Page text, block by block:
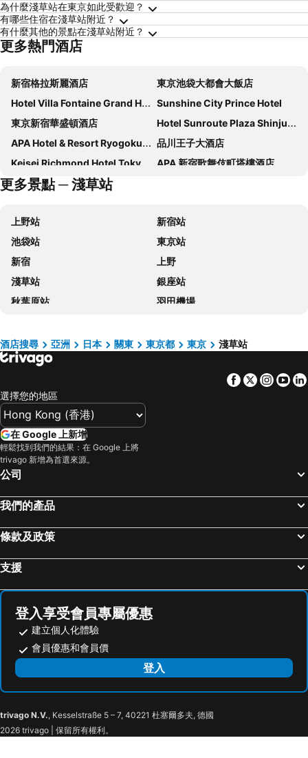
為什麼淺草站在東京如此受歡迎？
有哪些住宿在淺草站附近？
有什麼其他的景點在淺草站附近？
更多熱門酒店
新宿格拉斯麗酒店
東京池袋大都會大飯店
Hotel Villa Fontaine Grand Haneda Airport
Sunshine City Prince Hotel
東京新宿華盛頓酒店
Hotel Sunroute Plaza Shinjuku
APA Hotel & Resort Ryogoku Ekimae Tower
品川王子大酒店
Keisei Richmond Hotel Tokyo Kinshicho
APA 新宿歌舞伎町塔樓酒店
Hotel Villa Fontaine Grand Tokyo-ariake
東京京王廣場酒店
東京黎凡特東武酒店
上野站百夫長 SPA 酒店
上野寶石酒店
Dormy Inn Ikebukuro
世紀南悅酒店
上野三井花園酒店
Onsen Ryokan Yuen Shinjuku
JR Kyushu Hotel Blossom Shinjuku
池袋百夫長酒店
新宿格蘭貝爾酒店
Hotel Groove Shinjuku
Almont Hotel Nippori
Sakura Hotel Nippori
新宿王子大酒店
大森頂級住宿飯店 (原名大森藝術飯店)
OMO5 Tokyo Otsuka by Hoshino Resorts
APA Hotel Sugamo Ekimae
APA Hotel Asakusa Tawaramachi Ekimae
HOTEL MYSTAYS 龜戶
帝國酒店
KOKO HOTEL Ikebukuro
Mitsui Garden Hotel Gotanda
OMO3 Asakusa by Hoshino Resorts
Banrai Hotel
APA hotel Asakusa Kaminarimon
CROSS Suites Tokyo Asakusa（ORIX HOTELS & RESORTS）
Richmond Hotel Premier Asakusa International
淺草駒形精選永安國際酒店
更多景點 ─ 淺草站
上野站
新宿站
池袋站
東京站
新宿
上野
淺草站
銀座站
秋葉原站
羽田機場
澀谷站
成田國際機場
錦系釘站
新橋站
Fujisan sacred place and source of artistic inspiration
日本橋站
Haneda Airport International Terminal Station
淺草寺
赤坂站
東京巨蛋城
六本木車站
羽田機場 東京國際機場
幕張展覽館
強羅溫泉
Narita International Airport
東京迪士尼海洋
Nippori Station
太陽城
Nozawa Onsen Ski Resort
Tokyo Cruise
Asakusa Metro Station
Sumida
Tawaramachi Metro Station
酒店搜尋 亞洲 日本 關東 東京都 東京 淺草站
Facebook
Twitter
選擇您的地區
在 Google 上新增
輕鬆找到我們的結果：在 Google 上將
trivago 新增為首選來源。
公司
我們的產品
條款及政策
支援
登入享受會員專屬優惠
建立個人化體驗
會員優惠和會員價
登入
trivago N.V., Kesselstraße 5 – 7, 40221 杜塞爾多夫, 德國
2026 trivago | 保留所有權利。